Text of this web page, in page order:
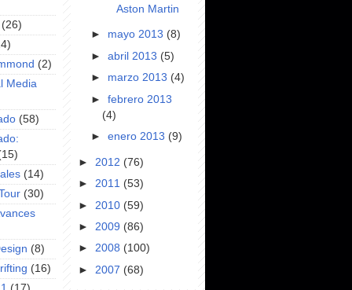
(26)
(2)
Media
(58)
(14)
(30)
(8)
(16)
Aston Martin
► mayo 2013 (8)
►abril 2013 (5)
► marzo 2013 (4)
►febrero 2013
(4)
►enero 2013 (9)
► 2012 (76)
► 2011 (53)
► 2010 (59)
► 2009 (86)
► 2008 (100)
► 2007 (68)